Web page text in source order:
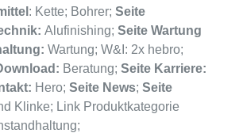
: Kette; Bohrer; Seite
Alufinishing; Seite Wartung
Wartung; W&I: 2x hebro;
Beratung; Seite Karriere:
Hero; Seite News; Seite
Klinke; Link Produktkategorie